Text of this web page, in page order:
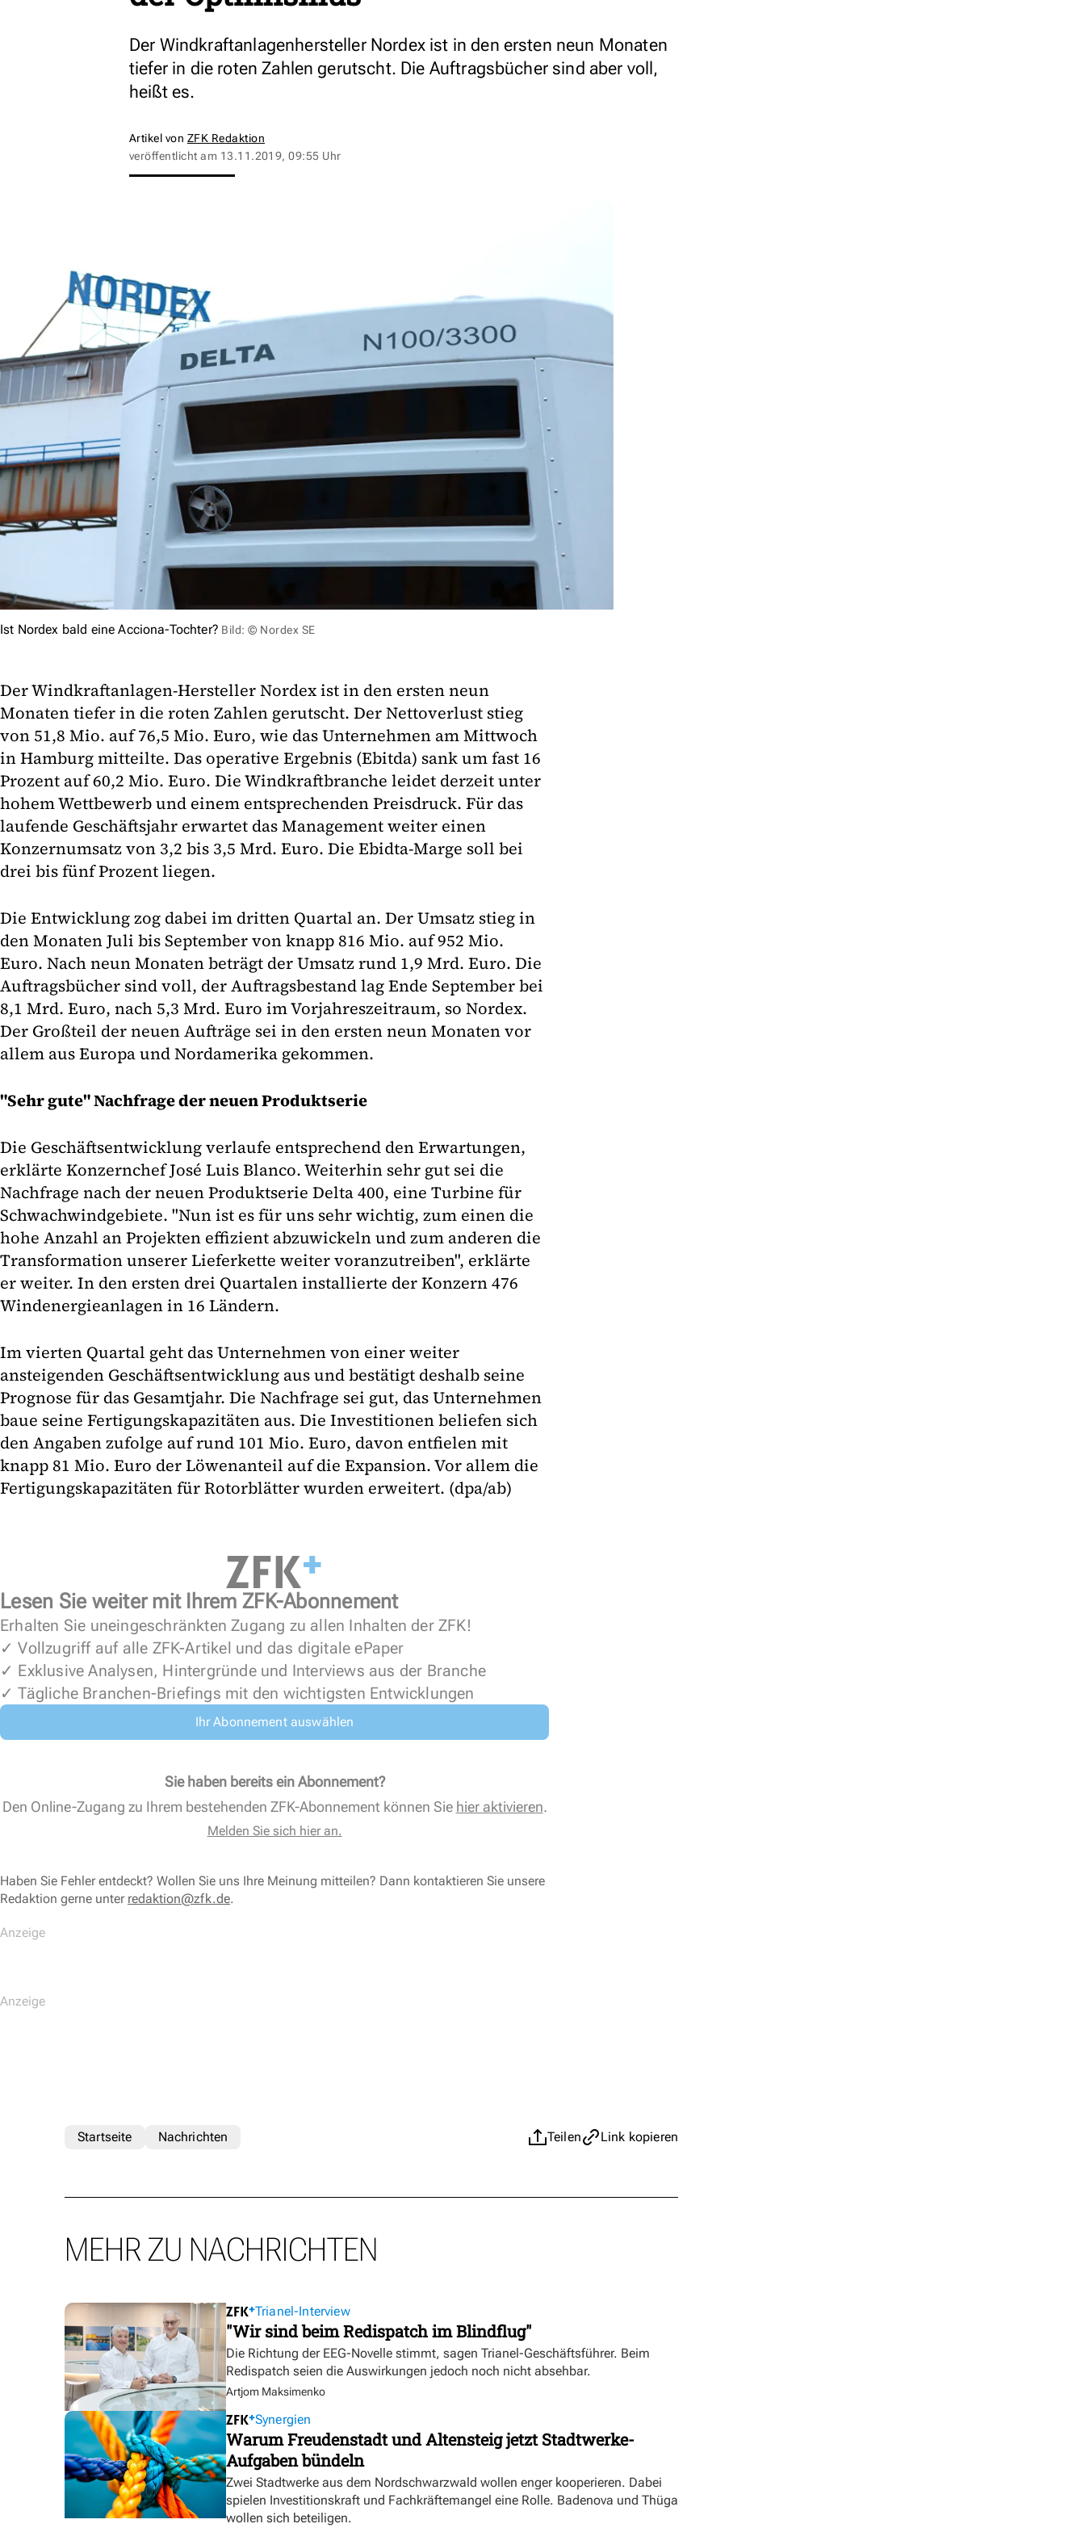
Der Windkraftanlagenhersteller Nordex ist in den ersten neun Monaten
tiefer in die roten Zahlen gerutscht. Die Auftragsbücher sind aber voll,
heißt es.
Artikel von ZFK Redaktion
veröffentlicht am 13.11.2019, 09:55 Uhr
Ist Nordex bald eine Acciona-Tochter? Bild: © Nordex SE
Der Windkraftanlagen-Hersteller Nordex ist in den ersten neun
Monaten tiefer in die roten Zahlen gerutscht. Der Nettoverlust stieg
von 51,8 Mio. auf 76,5 Mio. Euro, wie das Unternehmen am Mittwoch
in Hamburg mitteilte. Das operative Ergebnis (Ebitda) sank um fast 16
Prozent auf 60,2 Mio. Euro. Die Windkraftbranche leidet derzeit unter
hohem Wettbewerb und einem entsprechenden Preisdruck. Für das
laufende Geschäftsjahr erwartet das Management weiter einen
Konzernumsatz von 3,2 bis 3,5 Mrd. Euro. Die Ebidta-Marge soll bei
drei bis fünf Prozent liegen.
Die Entwicklung zog dabei im dritten Quartal an. Der Umsatz stieg in
den Monaten Juli bis September von knapp 816 Mio. auf 952 Mio.
Euro. Nach neun Monaten beträgt der Umsatz rund 1,9 Mrd. Euro. Die
Auftragsbücher sind voll, der Auftragsbestand lag Ende September bei
8,1 Mrd. Euro, nach 5,3 Mrd. Euro im Vorjahreszeitraum, so Nordex.
Der Großteil der neuen Aufträge sei in den ersten neun Monaten vor
allem aus Europa und Nordamerika gekommen.
"Sehr gute" Nachfrage der neuen Produktserie
Die Geschäftsentwicklung verlaufe entsprechend den Erwartungen,
erklärte Konzernchef José Luis Blanco. Weiterhin sehr gut sei die
Nachfrage nach der neuen Produktserie Delta 400, eine Turbine für
Schwachwindgebiete. "Nun ist es für uns sehr wichtig, zum einen die
hohe Anzahl an Projekten effizient abzuwickeln und zum anderen die
Transformation unserer Lieferkette weiter voranzutreiben", erklärte
er weiter. In den ersten drei Quartalen installierte der Konzern 476
Windenergieanlagen in 16 Ländern.
Im vierten Quartal geht das Unternehmen von einer weiter
ansteigenden Geschäftsentwicklung aus und bestätigt deshalb seine
Prognose für das Gesamtjahr. Die Nachfrage sei gut, das Unternehmen
baue seine Fertigungskapazitäten aus. Die Investitionen beliefen sich
den Angaben zufolge auf rund 101 Mio. Euro, davon entfielen mit
knapp 81 Mio. Euro der Löwenanteil auf die Expansion. Vor allem die
Fertigungskapazitäten für Rotorblätter wurden erweitert. (dpa/ab)
Lesen Sie weiter mit Ihrem ZFK-Abonnement
Erhalten Sie uneingeschränkten Zugang zu allen Inhalten der ZFK!
✓ Vollzugriff auf alle ZFK-Artikel und das digitale ePaper
✓ Exklusive Analysen, Hintergründe und Interviews aus der Branche
✓ Tägliche Branchen-Briefings mit den wichtigsten Entwicklungen
Ihr Abonnement auswählen
Sie haben bereits ein Abonnement?
Den Online-Zugang zu Ihrem bestehenden ZFK-Abonnement können Sie hier aktivieren.
Melden Sie sich hier an.
Haben Sie Fehler entdeckt? Wollen Sie uns Ihre Meinung mitteilen? Dann kontaktieren Sie unsere
Redaktion gerne unter redaktion@zfk.de.
Teilen Link kopieren
Startseite Nachrichten
MEHR ZU NACHRICHTEN
Trianel-Interview
"Wir sind beim Redispatch im Blindflug"
Die Richtung der EEG-Novelle stimmt, sagen Trianel-Geschäftsführer. Beim
Redispatch seien die Auswirkungen jedoch noch nicht absehbar.
Artjom Maksimenko
Synergien
Warum Freudenstadt und Altensteig jetzt Stadtwerke-
Aufgaben bündeln
Zwei Stadtwerke aus dem Nordschwarzwald wollen enger kooperieren. Dabei
spielen Investitionskraft und Fachkräftemangel eine Rolle. Badenova und Thüga
wollen sich beteiligen.